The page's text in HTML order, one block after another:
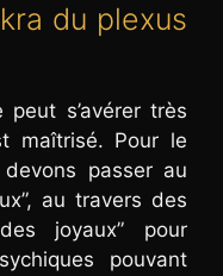
du plexus
s’avérer très
maîtrisé. Pour le
passer au
au travers des
joyaux” pour
pouvant